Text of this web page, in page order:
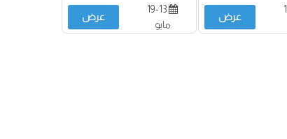
عرض
19-13
مايو
عرض